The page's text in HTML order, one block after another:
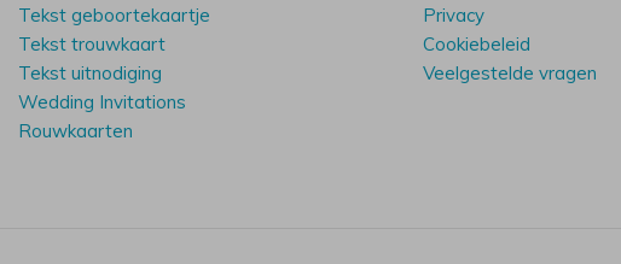
Tekst geboortekaartje
Tekst trouwkaart
Tekst uitnodiging
Wedding Invitations
Rouwkaarten
Privacy
Cookiebeleid
Veelgestelde vragen